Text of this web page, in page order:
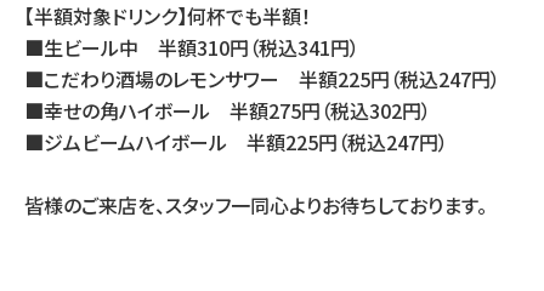
【半額対象ドリンク】何杯でも半額！
■生ビール中 半額310円（税込341円）
■こだわり酒場のレモンサワー 半額225円（税込247円）
■幸せの角ハイボール 半額275円（税込302円）
■ジムビームハイボール 半額225円（税込247円）
皆様のご来店を、スタッフ一同心よりお待ちしております。